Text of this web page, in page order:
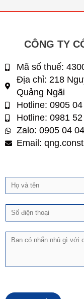
CÔNG TY
Mã số thuế:
Địa chỉ: 218
Quảng Ngãi
Hotline: 0905
Hotline: 0981
Zalo: 0905 04
Email:
t
ê
o
n
n